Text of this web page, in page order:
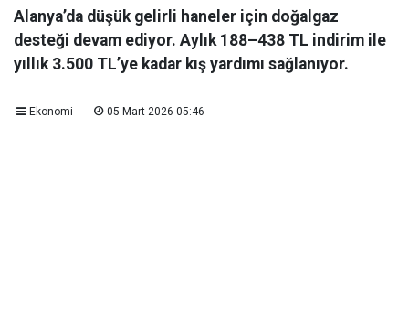
Alanya’da düşük gelirli haneler için doğalgaz
desteği devam ediyor. Aylık 188–438 TL indirim ile
yıllık 3.500 TL’ye kadar kış yardımı sağlanıyor.
Ekonomi 05 Mart 2026 05:46